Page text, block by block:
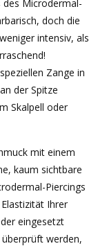
des Microdermal-
doch die
intensiv, als
Zange in
der Spitze
Skalpell oder
mit einem
kaum sichtbare
Piercings
Ihrer
eingesetzt
werden,